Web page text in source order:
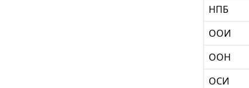
НПБ
ООИ
ООН
ОСИ